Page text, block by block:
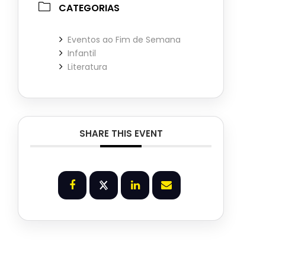
CATEGORIAS
Eventos ao Fim de Semana
Infantil
Literatura
SHARE THIS EVENT